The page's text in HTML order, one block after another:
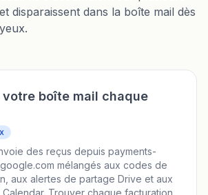
disparaissent dans la boîte mail dès
votre boîte mail chaque
des reçus depuis payments-
mélangés aux codes de
aux alertes de partage Drive et aux
Calendar. Trouver chaque facturation